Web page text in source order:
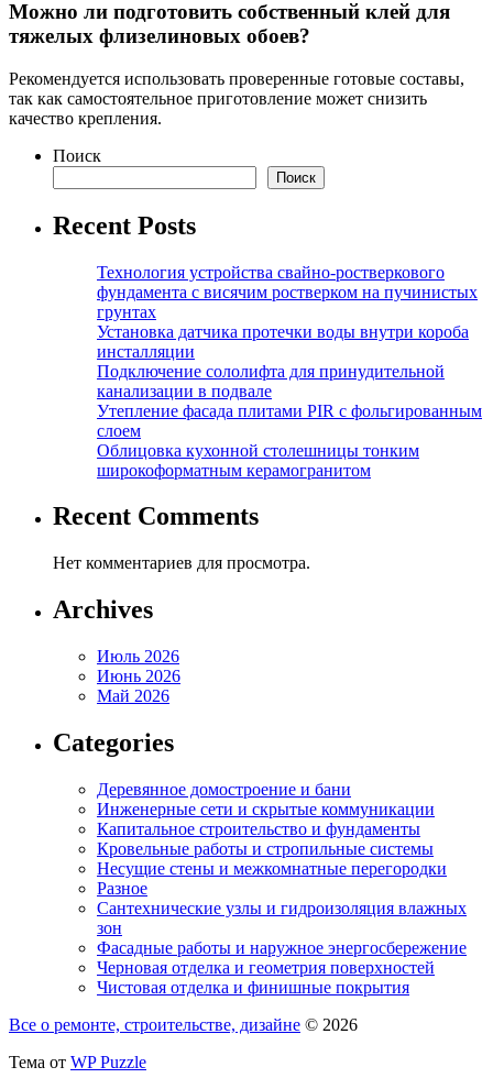
Можно ли подготовить собственный клей для
тяжелых флизелиновых обоев?
Рекомендуется использовать проверенные готовые составы,
так как самостоятельное приготовление может снизить
качество крепления.
Поиск
Поиск
Recent Posts
Технология устройства свайно-ростверкового
фундамента с висячим ростверком на пучинистых
грунтах
Установка датчика протечки воды внутри короба
инсталляции
Подключение сололифта для принудительной
канализации в подвале
Утепление фасада плитами PIR с фольгированным
слоем
Облицовка кухонной столешницы тонким
широкоформатным керамогранитом
Recent Comments
Нет комментариев для просмотра.
Archives
Июль 2026
Июнь 2026
Май 2026
Categories
Деревянное домостроение и бани
Инженерные сети и скрытые коммуникации
Капитальное строительство и фундаменты
Кровельные работы и стропильные системы
Несущие стены и межкомнатные перегородки
Разное
Сантехнические узлы и гидроизоляция влажных
зон
Фасадные работы и наружное энергосбережение
Черновая отделка и геометрия поверхностей
Чистовая отделка и финишные покрытия
Все о ремонте, строительстве, дизайне © 2026
Тема от WP Puzzle